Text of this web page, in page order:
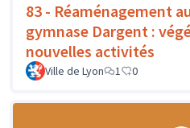
83 - Réaménagement
gymnase Dargent :
nouvelles activités
Ville de Lyon 1 0